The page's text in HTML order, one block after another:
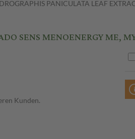
PANICULATA LEAF
SENS MENOENERGY ME,
Kunden.